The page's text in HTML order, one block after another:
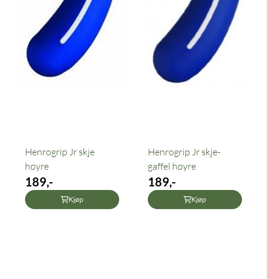
Henrogrip Jr skje
høyre
189,-
Kjøp
Henrogrip Jr skje-
gaffel høyre
189,-
Kjøp